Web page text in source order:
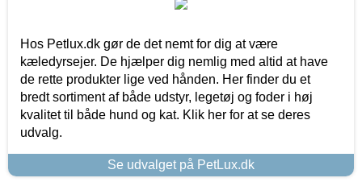
Hos Petlux.dk gør de det nemt for dig at være
kæledyrsejer. De hjælper dig nemlig med altid at have
de rette produkter lige ved hånden. Her finder du et
bredt sortiment af både udstyr, legetøj og foder i høj
kvalitet til både hund og kat. Klik her for at se deres
udvalg.
Se udvalget på PetLux.dk